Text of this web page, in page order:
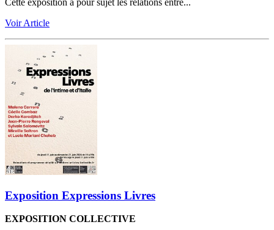
Voir Article
Exposition Expressions Livres
EXPOSITION COLLECTIVE